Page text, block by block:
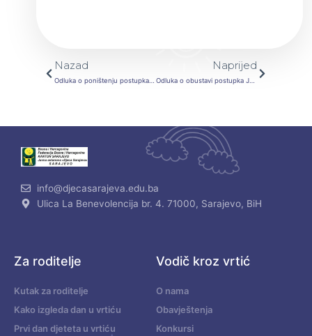
Prev
Nazad
Odluka o poništenju postupka u otvorenom postupku JN „Nabavka hrane biljnog porijekla u JU „Djeca Sarajeva“ u 2022. godini
Naprijed
Odluka o obustavi postupka JN usluge popravki i održavanje vozila u JU „Djeca Sarajeva“
info@djecasarajeva.edu.ba
Ulica La Benevolencija br. 4. 71000, Sarajevo, BiH
Za roditelje
Kutak za roditelje
Kako izgleda dan u vrtiću
Prvi dan djeteta u vrtiću
Vodič kroz vrtić
O nama
Obavještenja
Konkursi